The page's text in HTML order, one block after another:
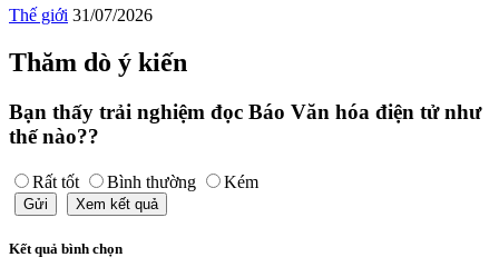
Thế giới 31/07/2026
Thăm dò ý kiến
Bạn thấy trải nghiệm đọc Báo Văn hóa điện tử như
thế nào??
Rất tốt Bình thường Kém
Gửi Xem kết quả
Kết quả bình chọn